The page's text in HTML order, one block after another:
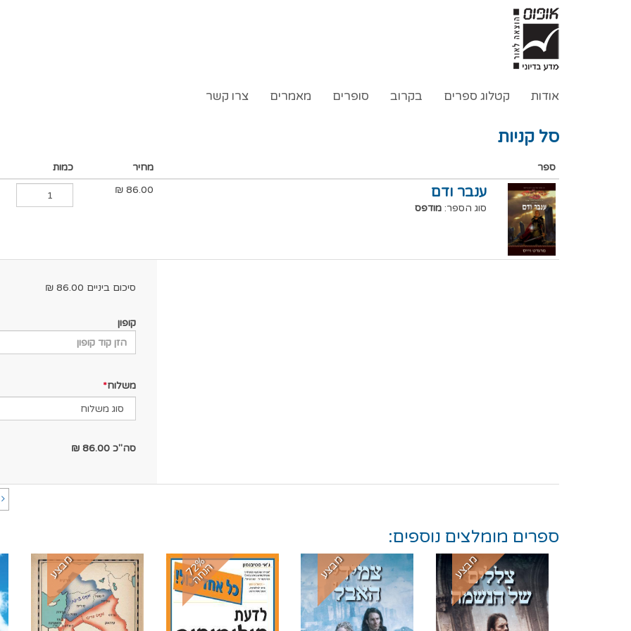
אודות קטלוג ספרים בקרוב סופרים מאמרים צרו קשר
סל קניות
ספר מחיר כמות
ענבר ודם
סוג הספר:מודפס
86.00
₪
סיכום ביניים 86.00
₪
קופון
משלוח
סה"כ 86.00
₪
ספרים מומלצים נוספים:
מבצע מבצע 7
2
%
ה
נ
ח
ה מבצע